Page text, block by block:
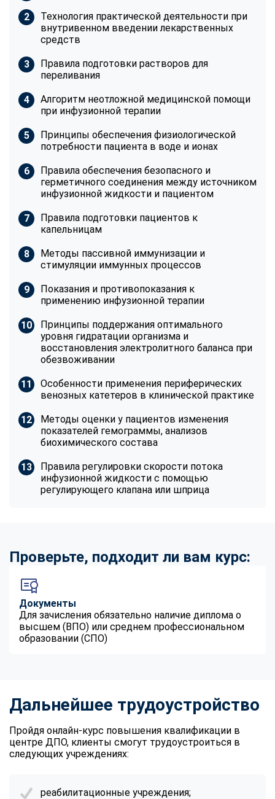
Технология практической деятельности при
внутривенном введении лекарственных
средств
Правила подготовки растворов для
переливания
Алгоритм неотложной медицинской помощи
при инфузионной терапии
Принципы обеспечения физиологической
потребности пациента в воде и ионах
Правила обеспечения безопасного и
герметичного соединения между источником
инфузионной жидкости и пациентом
Правила подготовки пациентов к
капельницам
Методы пассивной иммунизации и
стимуляции иммунных процессов
Показания и противопоказания к
применению инфузионной терапии
Принципы поддержания оптимального
уровня гидратации организма и
восстановления электролитного баланса при
обезвоживании
Особенности применения периферических
венозных катетеров в клинической практике
Методы оценки у пациентов изменения
показателей гемограммы, анализов
биохимического состава
Правила регулировки скорости потока
инфузионной жидкости с помощью
регулирующего клапана или шприца
Проверьте, подходит ли вам курс:
Документы
Для зачисления обязательно наличие диплома о
высшем (ВПО) или среднем профессиональном
образовании (СПО)
Дальнейшее трудоустройство
Пройдя онлайн-курс повышения квалификации в
центре ДПО, клиенты смогут трудоустроиться в
следующих учреждениях:
реабилитационные учреждения;